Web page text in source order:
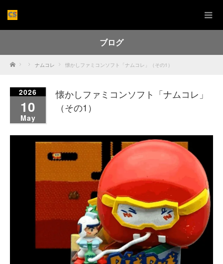
ブログ
Home ナムコレ 懐かしファミコンソフト「ナムコレ」（その1）
2026
10
May
懐かしファミコンソフト「ナムコレ」
（その1）